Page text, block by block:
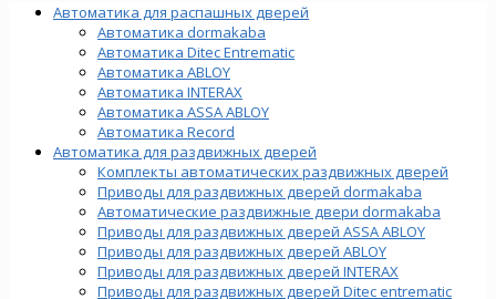
Автоматика для распашных дверей
Автоматика dormakaba
Автоматика Ditec Entrematic
Автоматика ABLOY
Автоматика INTERAX
Автоматика ASSA ABLOY
Автоматика Record
Автоматика для раздвижных дверей
Комплекты автоматических раздвижных дверей
Приводы для раздвижных дверей dormakaba
Автоматические раздвижные двери dormakaba
Приводы для раздвижных дверей ASSA ABLOY
Приводы для раздвижных дверей ABLOY
Приводы для раздвижных дверей INTERAX
Приводы для раздвижных дверей Ditec entrematic